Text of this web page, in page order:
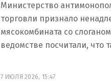
Министерство
торговли признало
мясокомбината со
ведомстве посчитали, что
7 ИЮЛЯ 2026, 15:47